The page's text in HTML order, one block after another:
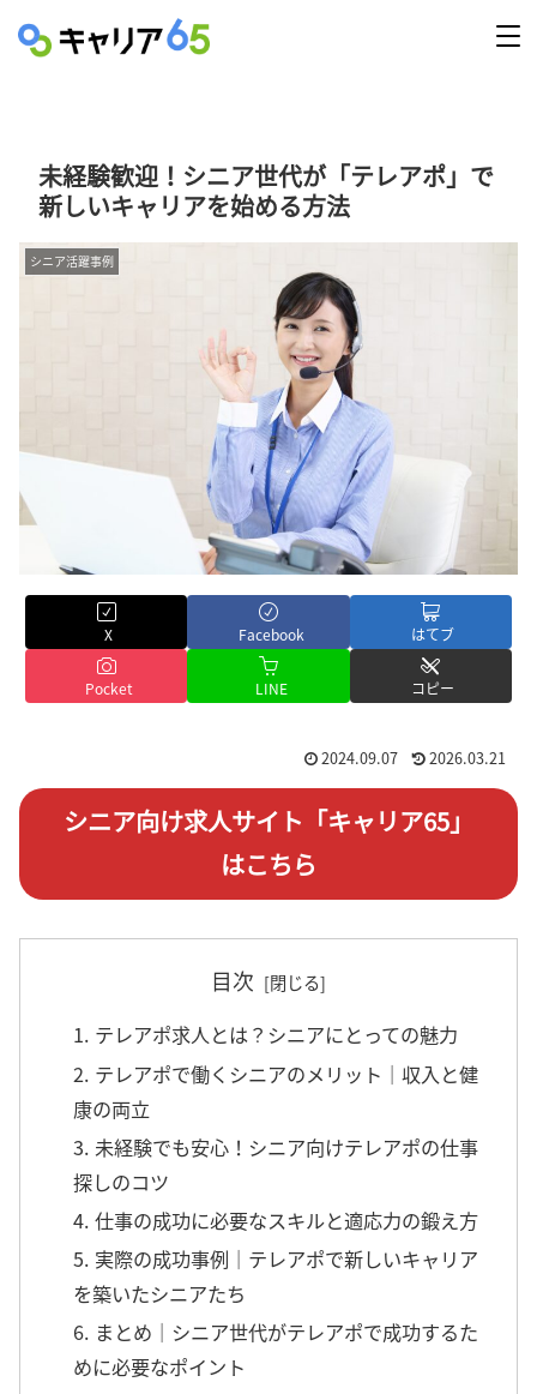
未経験歓迎！シニア世代が「テレアポ」で
新しいキャリアを始める方法
シニア活躍事例
X Facebook はてブ
Pocket LINE コピー
2024.09.07 2026.03.21
シニア向け求人サイト「キャリア65」
はこちら
目次
1. テレアポ求人とは？シニアにとっての魅力
2. テレアポで働くシニアのメリット｜収入と健
康の両立
3. 未経験でも安心！シニア向けテレアポの仕事
探しのコツ
4. 仕事の成功に必要なスキルと適応力の鍛え方
5. 実際の成功事例｜テレアポで新しいキャリア
を築いたシニアたち
6. まとめ｜シニア世代がテレアポで成功するた
めに必要なポイント